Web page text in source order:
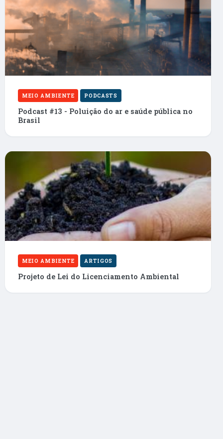
MEIO AMBIENTE PODCASTS
Podcast #13 - Poluição do ar e saúde pública no
Brasil
MEIO AMBIENTE ARTIGOS
Projeto de Lei do Licenciamento Ambiental